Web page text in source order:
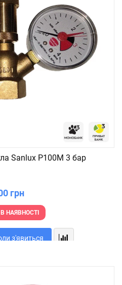
Sanlux P100M 3 бар
грн
НАЯВНОСТІ
з'явиться